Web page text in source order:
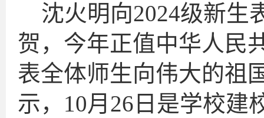
沈火明向2024级新生
贺，今年正值中华人民
表全体师生向伟大的祖
示，10月26日是学校建